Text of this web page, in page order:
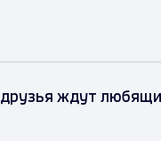
друзья ждут